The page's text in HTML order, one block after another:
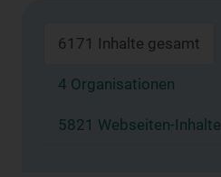
6171 Inhalte gesamt
4 Organisationen
5821 Webseiten-Inhalte